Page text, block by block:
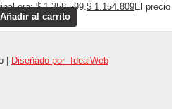
era: $ 1.358.599. $ 1.154.809El precio
Añadir al carrito
| Diseñado por IdealWeb